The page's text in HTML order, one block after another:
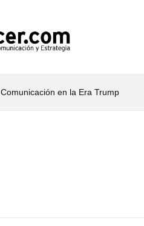
Comunicación en la Era Trump